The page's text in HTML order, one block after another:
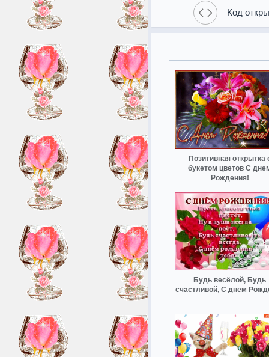
Код
Позитивная открытка
букетом цветов С
Рождения!
Будь весёлой, Будь
счастливой, С днём